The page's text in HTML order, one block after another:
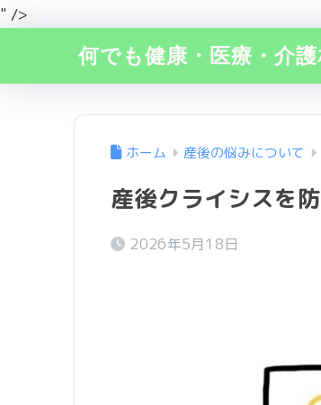
" />
何でも健康・医療・介
ホーム 産後の悩みについて
産後クライシスを
2026年5月18日